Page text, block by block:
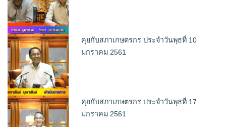
คุยกับสภาเกษตรกร ประจำวันพุธที่ 10
มกราคม 2561
คุยกับสภาเกษตรกร ประจำวันพุธที่ 17
มกราคม 2561